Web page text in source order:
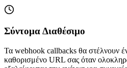
Σύντομα Διαθέσιμο
Τα webhook callbacks θα στέλνουν
καθορισμένο URL σας όταν